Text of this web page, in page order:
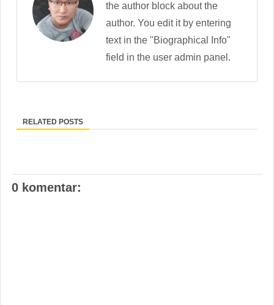
the author block about the
author. You edit it by entering
text in the "Biographical Info"
field in the user admin panel.
RELATED POSTS
0 komentar: